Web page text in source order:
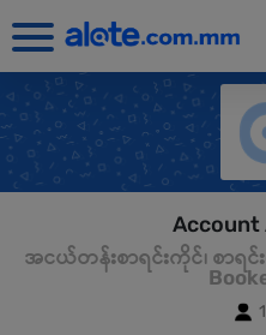
အငယ်တန်းစာရင်းကိုင်၊ စာရ